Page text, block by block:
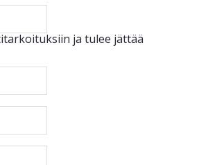
ja tulee jättää